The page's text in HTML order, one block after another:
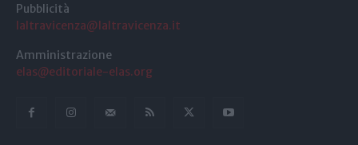
Pubblicità
laltravicenza@laltravicenza.it
Amministrazione
elas@editoriale-elas.org